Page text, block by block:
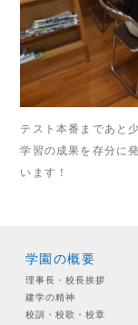
テスト本番まであと
学習の成果を存分に
います！
学園の概要
理事長・校長挨拶
建学の精神
校訓・校歌・校章